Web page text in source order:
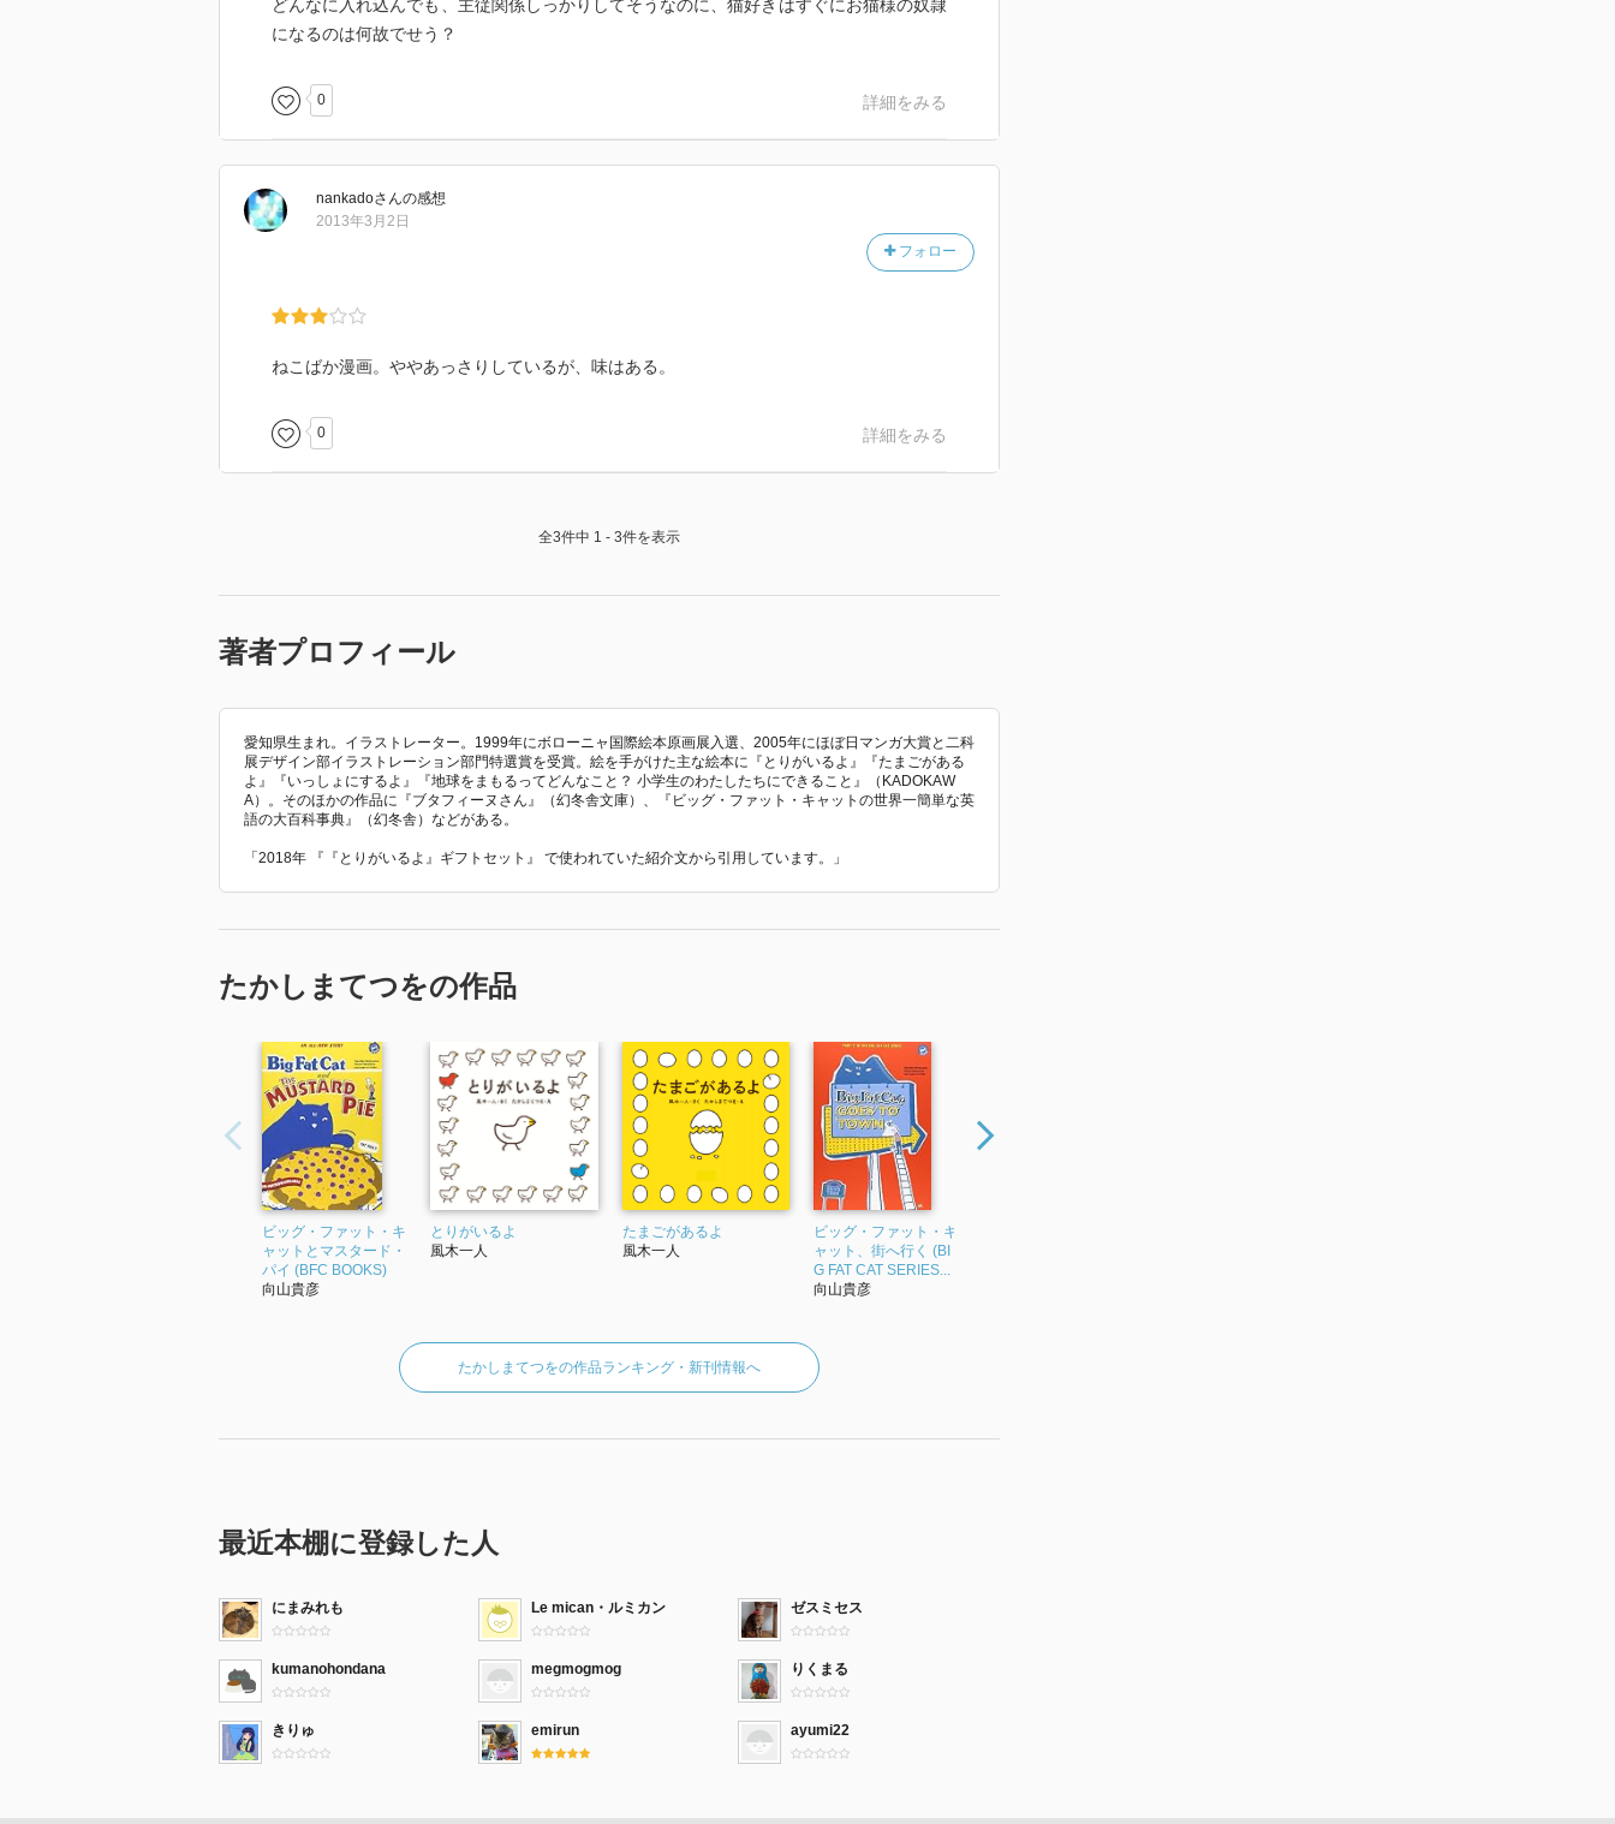
どんなに入れ込んでも、主従関係しっかりしてそうなのに、猫好きはすぐにお猫様の奴隷
になるのは何故でせう？
0 詳細をみる
nankadoさんの感想
フォロー
2013年3月2日
ねこばか漫画。ややあっさりしているが、味はある。
0 詳細をみる
全3件中 1 - 3件を表示
著者プロフィール
愛知県生まれ。イラストレーター。1999年にボローニャ国際絵本原画展入選、2005年にほぼ日マンガ大賞と二科
展デザイン部イラストレーション部門特選賞を受賞。絵を手がけた主な絵本に『とりがいるよ』『たまごがある
よ』『いっしょにするよ』『地球をまもるってどんなこと？ 小学生のわたしたちにできること』（KADOKAW
A）。そのほかの作品に『ブタフィーヌさん』（幻冬舎文庫）、『ビッグ・ファット・キャットの世界一簡単な英
語の大百科事典』（幻冬舎）などがある。
「2018年 『『とりがいるよ』ギフトセット』 で使われていた紹介文から引用しています。」
たかしまてつをの作品
ビッグ・ファット・キ
ャットとマスタード・
パイ (BFC BOOKS)
向山貴彦
とりがいるよ
風木一人
たまごがあるよ
風木一人
ビッグ・ファット・キ
ャット、街へ行く (BI
G FAT CAT SERIES...
向山貴彦
たかしまてつをの作品ランキング・新刊情報へ
最近本棚に登録した人
にまみれも Le mican・ルミカン ゼスミセス
kumanohondana megmogmog りくまる
きりゅ emirun ayumi22